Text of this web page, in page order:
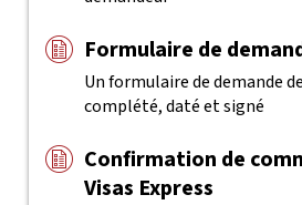
Formulaire de
Un formulaire de demande
complété, daté et signé
Confirmation de
Visas Express